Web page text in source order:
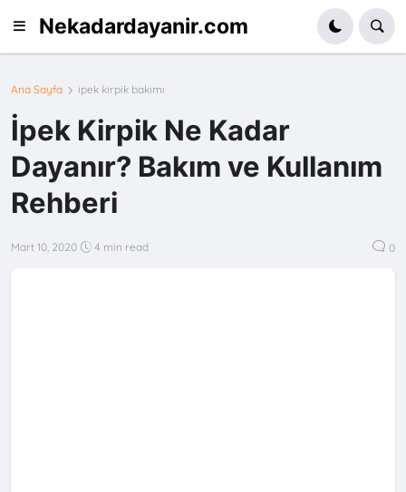
Nekadardayanir.com
Ana Sayfa ipek kirpik bakımı
İpek Kirpik Ne Kadar
Dayanır? Bakım ve Kullanım
Rehberi
Mart 10, 2020 4 min read 0